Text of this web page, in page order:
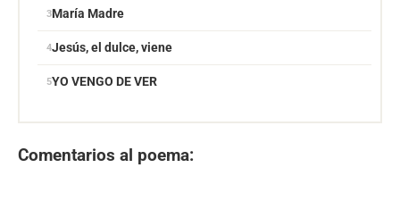
María Madre
Jesús, el dulce, viene
YO VENGO DE VER
Comentarios al poema: